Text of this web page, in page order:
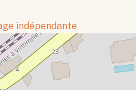
indépendante